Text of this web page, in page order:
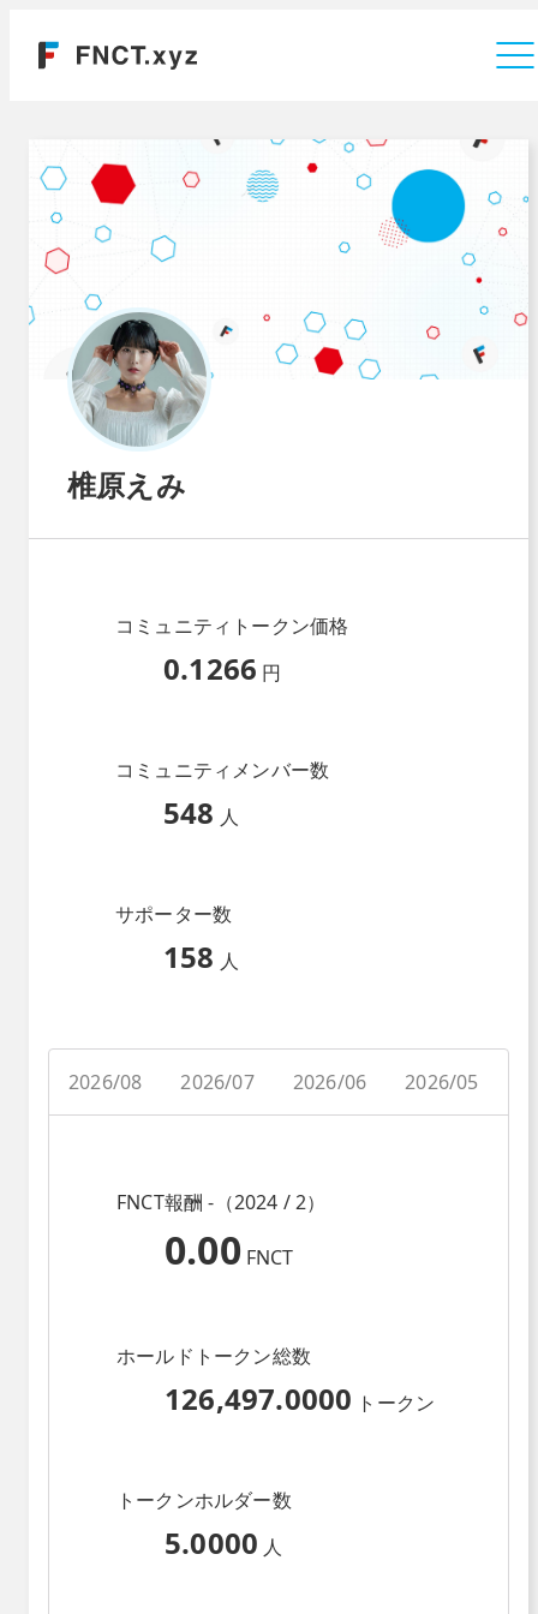
椎原えみ
コミュニティトークン価格
0.1266 円
コミュニティメンバー数
548 人
サポーター数
158 人
2026/08 2026/07 2026/06 2026/05
FNCT報酬 -（2024 / 2）
0.00 FNCT
ホールドトークン総数
126,497.0000 トークン
トークンホルダー数
5.0000 人